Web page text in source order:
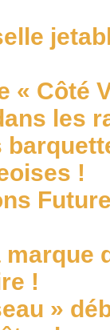
« Côté
les
!
marque
!
»